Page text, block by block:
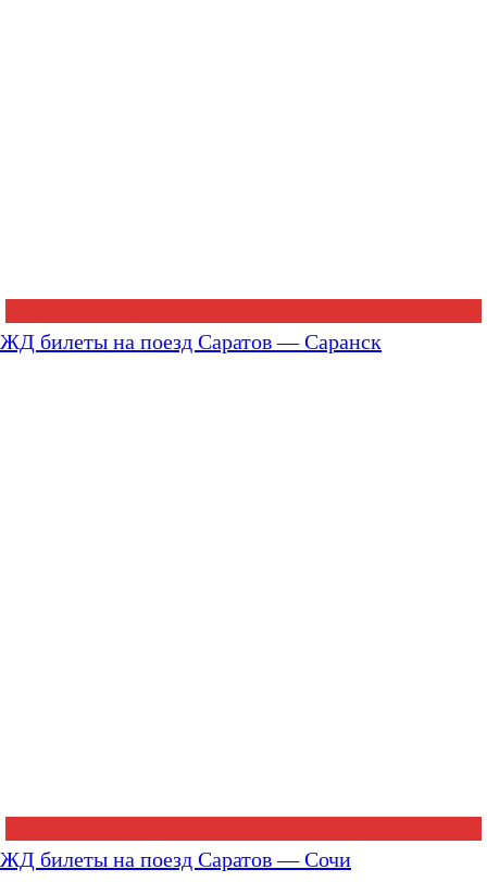
ЖД билеты на поезд Саратов — Саранск
ЖД билеты на поезд Саратов — Сочи